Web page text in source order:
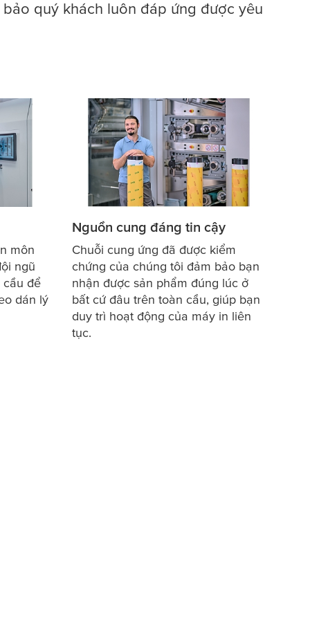
quý khách luôn đáp ứng được yêu
môn
ngũ
để
dán lý
Nguồn cung đáng tin cậy
Chuỗi cung ứng đã được kiểm
chứng của chúng tôi đảm bảo bạn
nhận được sản phẩm đúng lúc ở
bất cứ đâu trên toàn cầu, giúp bạn
duy trì hoạt động của máy in liên
tục.